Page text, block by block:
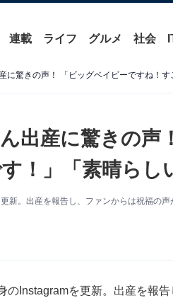
連載 ライフ グルメ 社会
に驚きの声！ 「ビッグベイビーですね！す
出産に驚きの声
！」「素晴らし
新。出産を報告し、ファンからは祝福の
Instagramを更新。出産を報告